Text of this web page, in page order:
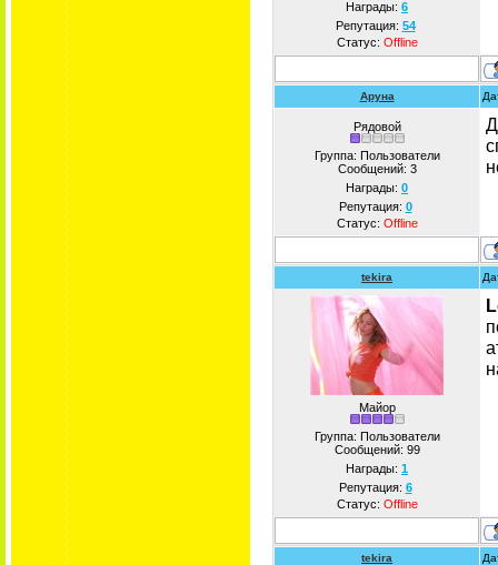
Награды: 6
Репутация: 54
Статус: Offline
Аруна
Рядовой
Группа: Пользователи
Сообщений: 3
Награды: 0
Репутация: 0
Статус: Offline
tekira
Майор
Группа: Пользователи
Сообщений: 99
Награды: 1
Репутация: 6
Статус: Offline
tekira